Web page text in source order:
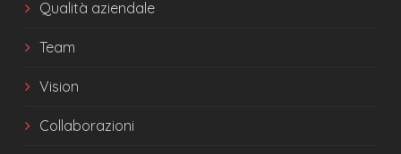
Qualità aziendale
Team
Vision
Collaborazioni